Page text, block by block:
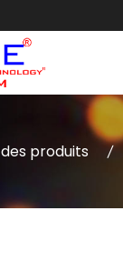
des produits